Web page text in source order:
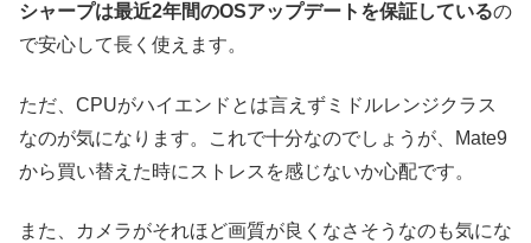
シャープは最近2年間のOSアップデートを保証しているの
で安心して長く使えます。
ただ、CPUがハイエンドとは言えずミドルレンジクラス
なのが気になります。これで十分なのでしょうが、Mate9
から買い替えた時にストレスを感じないか心配です。
また、カメラがそれほど画質が良くなさそうなのも気にな